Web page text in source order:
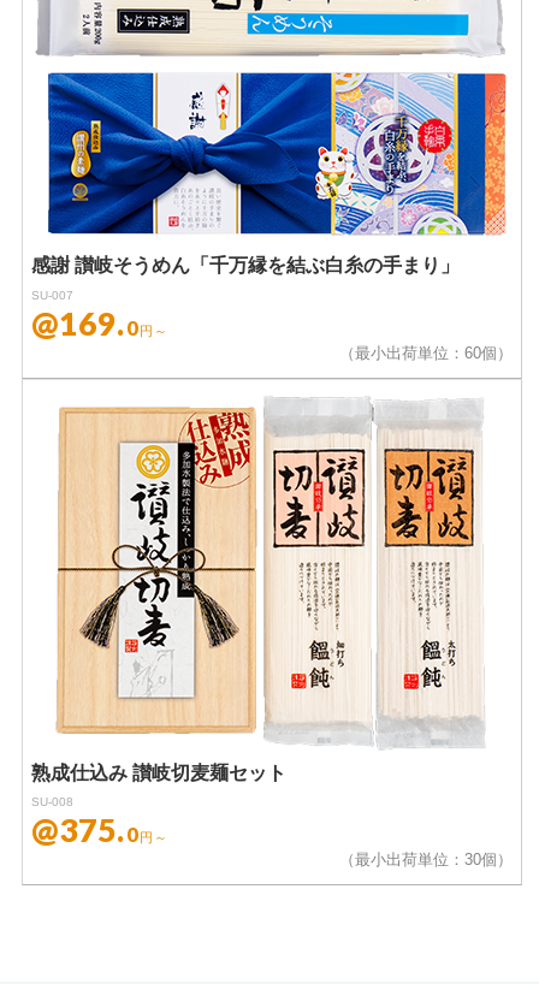
感謝 讃岐そうめん「千万縁を結ぶ白糸の手まり」
SU-007
@169.0円～
（最小出荷単位：60個）
熟成仕込み 讃岐切麦麺セット
SU-008
@375.0 円～
（最小出荷単位：30個）